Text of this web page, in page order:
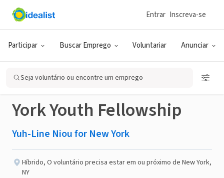
Participar Buscar Emprego Voluntariar Anunciar
Entrar Inscreva-se
Seja voluntário ou encontre um emprego
ONG (SETOR SOCIAL)
Publicado há 4 meses
Yuh-Line Niou for New
York Youth Fellowship
Yuh-Line Niou for New York
Híbrido, O voluntário precisa estar em ou próximo de New York,
NY